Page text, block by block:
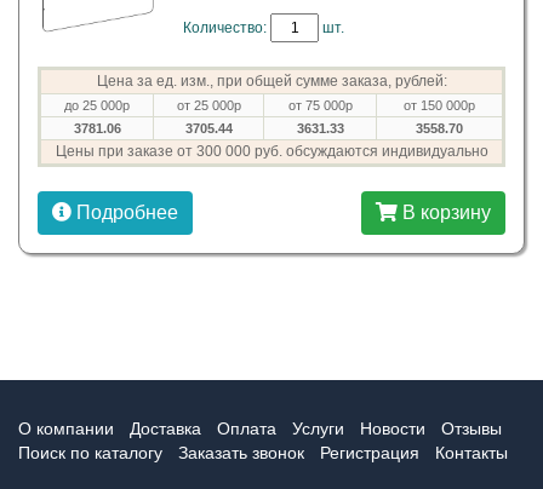
Количество: шт.
Цена за ед. изм., при общей сумме заказа, рублей:
до 25 000р от 25 000р от 75 000р
от 150 000р
3781.06
3705.44 3631.33 3558.70
Цены при заказе от 300 000 руб. обсуждаются индивидуально
Подробнее В корзину
О компании Доставка Оплата Услуги Новости
Отзывы
Поиск по каталогу
Заказать звонок Регистрация Контакты